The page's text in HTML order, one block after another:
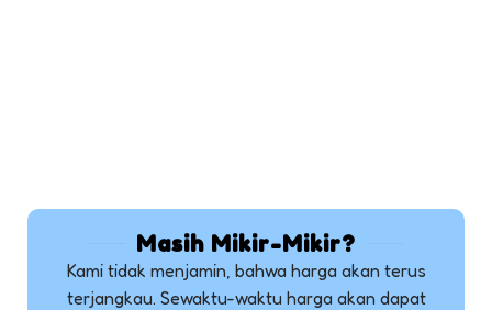
Masih Mikir-Mikir?
Kami tidak menjamin, bahwa harga akan terus
terjangkau. Sewaktu-waktu harga akan dapat